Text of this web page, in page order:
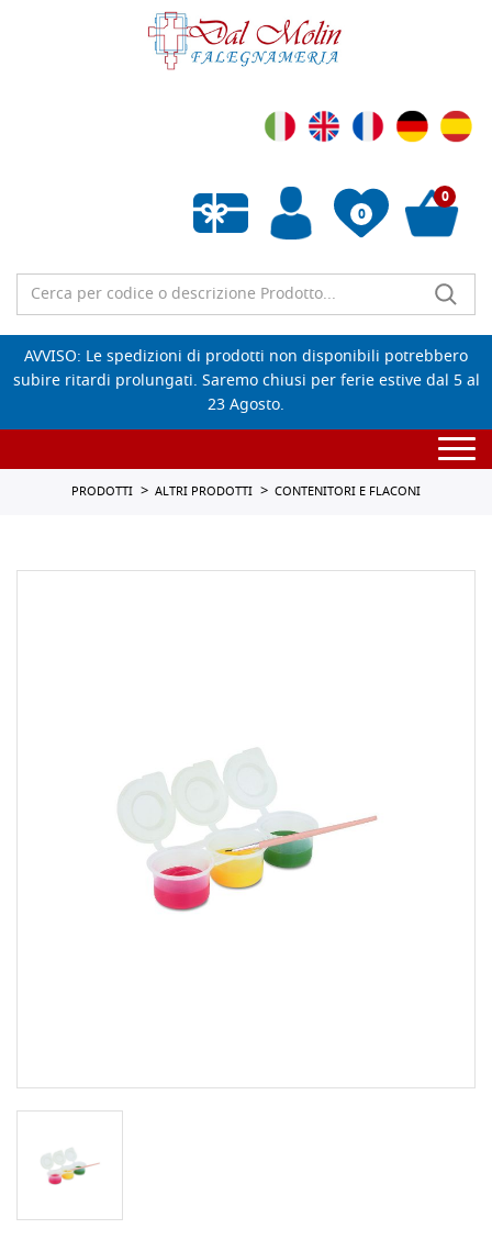
0
Wishlist vuota
0
AVVISO: Le spedizioni di prodotti non disponibili potrebbero
subire ritardi prolungati. Saremo chiusi per ferie estive dal 5 al
23 Agosto.
PRODOTTI ALTRI PRODOTTI CONTENITORI E FLACONI